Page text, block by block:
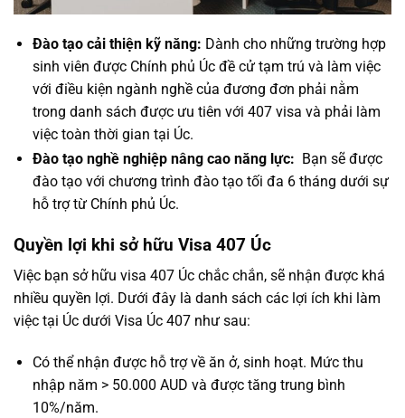
Đào tạo cải thiện kỹ năng: Dành cho những trường hợp
sinh viên được Chính phủ Úc đề cử tạm trú và làm việc
với điều kiện ngành nghề của đương đơn phải nằm
trong danh sách được ưu tiên với 407 visa và phải làm
việc toàn thời gian tại Úc.
Đào tạo nghề nghiệp nâng cao năng lực: Bạn sẽ được
đào tạo với chương trình đào tạo tối đa 6 tháng dưới sự
hỗ trợ từ Chính phủ Úc.
Quyền lợi khi sở hữu Visa 407 Úc
Việc bạn sở hữu visa 407 Úc chắc chắn, sẽ nhận được khá
nhiều quyền lợi. Dưới đây là danh sách các lợi ích khi làm
việc tại Úc dưới Visa Úc 407 như sau:
Có thể nhận được hỗ trợ về ăn ở, sinh hoạt. Mức thu
nhập năm > 50.000 AUD và được tăng trung bình
10%/năm.